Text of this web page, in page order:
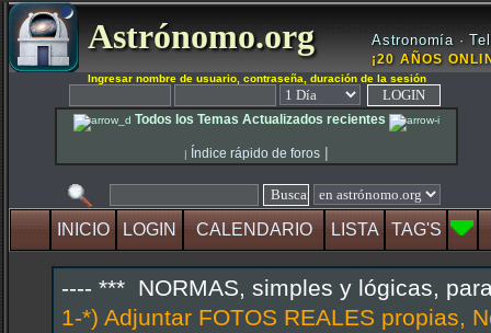
Astrónomo.org Astronomía ·
¡20 AÑOS
Ingresar nombre de usuario, contraseña, duración de la sesión
Todos los Temas Actualizados recientes
| Índice rápido de foros |
INICIO LOGIN CALENDARIO LISTA TAG'S
---- *** NORMAS, simples y lógicas,
1-*) Adjuntar FOTOS REALES propias,